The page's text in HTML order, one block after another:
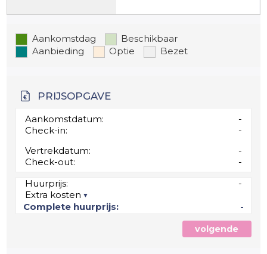
Aankomstdag
Beschikbaar
Aanbieding
Optie Bezet
PRIJSOPGAVE
Aankomstdatum:
-
Check-in:
-
Vertrekdatum:
-
Check-out:
-
Huurprijs:
-
Extra kosten
Complete huurprijs:
-
volgende